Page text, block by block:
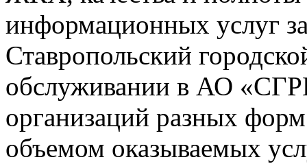
информационных услуг
Ставропольский
обслуживании в АО
организаций разных
объемом оказываемых